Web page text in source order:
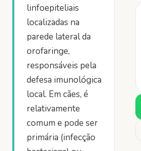
linfoepiteliais
localizadas na
parede lateral da
orofaringe,
responsáveis pela
defesa imunológica
local. Em cães, é
relativamente
comum e pode ser
primária (infecção